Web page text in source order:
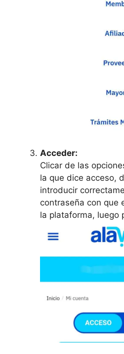
Acceder:
Clicar de las
la que dice acceso,
introducir
contraseña con que
la plataforma, luego